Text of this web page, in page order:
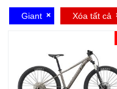
Giant Xóa tất cả